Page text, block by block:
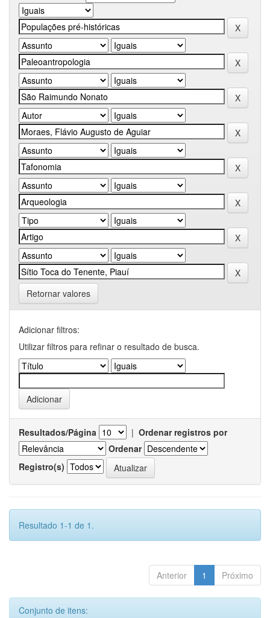
Retornar valores
Adicionar filtros:
Utilizar filtros para refinar o resultado de busca.
Resultados/Página | Ordenar registros por
Ordenar
Registro(s)
Resultado 1-1 de 1.
Anterior 1 Próximo
Conjunto de itens: